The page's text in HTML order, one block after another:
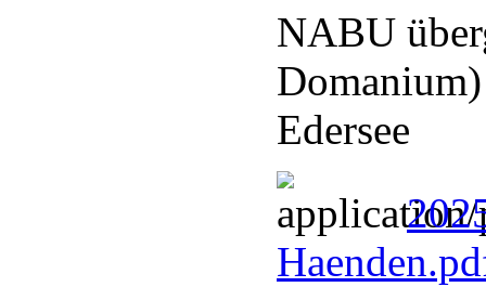
NABU
Edersee